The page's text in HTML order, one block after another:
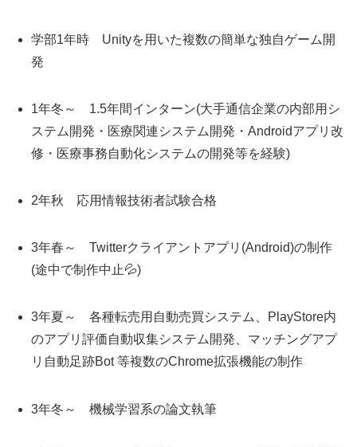
学部1年時 Unityを用いた複数の簡単な独自ゲーム開
発
1年冬～ 1.5年間インターン(大手通信企業の内部用シ
ステム開発・医療関連システム開発・Androidアプリ改
修・医療事務自動化システムの開発等を経験)
2年秋 応用情報技術者試験合格
3年春～ Twitterクライアントアプリ(Android)の制作
(途中で制作中止💦)
3年夏～ 各種転売用自動売買システム、PlayStore内
のアプリ評価自動収集システム開発、マッチングアプ
リ自動足跡Bot 等複数のChrome拡張機能の制作
3年冬～ 機械学習系の論文執筆